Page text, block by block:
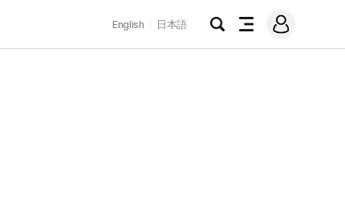
English 日本語
검
전
메
그